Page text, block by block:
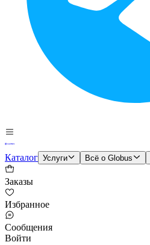
Каталог Услуги Всё о Globus
Заказы
Избранное
Сообщения
Войти